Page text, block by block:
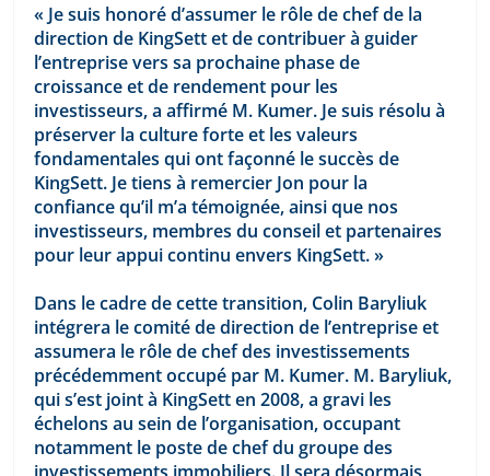
« Je suis honoré d’assumer le rôle de chef de la
direction de KingSett et de contribuer à guider
l’entreprise vers sa prochaine phase de
croissance et de rendement pour les
investisseurs, a affirmé M. Kumer. Je suis résolu à
préserver la culture forte et les valeurs
fondamentales qui ont façonné le succès de
KingSett. Je tiens à remercier Jon pour la
confiance qu’il m’a témoignée, ainsi que nos
investisseurs, membres du conseil et partenaires
pour leur appui continu envers KingSett. »
Dans le cadre de cette transition, Colin Baryliuk
intégrera le comité de direction de l’entreprise et
assumera le rôle de chef des investissements
précédemment occupé par M. Kumer. M. Baryliuk,
qui s’est joint à KingSett en 2008, a gravi les
échelons au sein de l’organisation, occupant
notamment le poste de chef du groupe des